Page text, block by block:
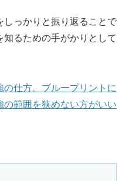
っかりと振り返ることで
知るための手がかりとして
の仕方。ブループリントに
範囲を狭めない方がいい